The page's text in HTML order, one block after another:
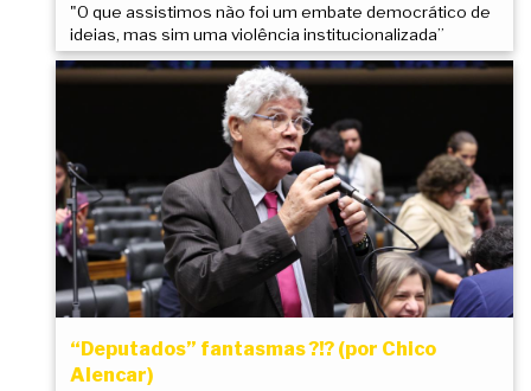
"O que assistimos não foi um embate democrático de
ideias, mas sim uma violência institucionalizada”
“Deputados” fantasmas ?!? (por Chico
Alencar)